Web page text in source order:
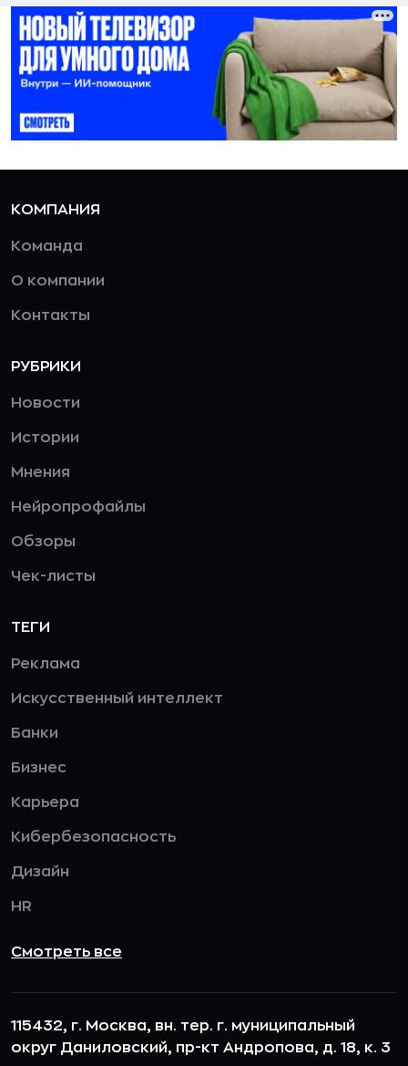
КОМПАНИЯ
Команда
О компании
Контакты
РУБРИКИ
Новости
Истории
Мнения
Нейропрофайлы
Обзоры
Чек-листы
ТЕГИ
Реклама
Искусственный интеллект
Банки
Бизнес
Карьера
Кибербезопасность
Дизайн
HR
Смотреть все
115432, г. Москва, вн. тер. г. муниципальный
округ Даниловский, пр-кт Андропова, д. 18, к. 3